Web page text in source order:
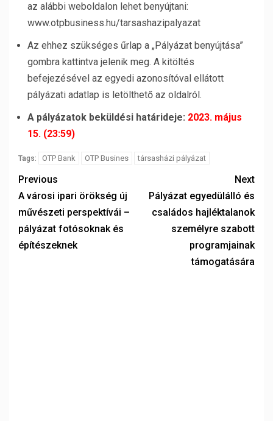
az alábbi weboldalon lehet benyújtani:
www.otpbusiness.hu/tarsashazipalyazat
Az ehhez szükséges űrlap a „Pályázat benyújtása”
gombra kattintva jelenik meg. A kitöltés
befejezésével az egyedi azonosítóval ellátott
pályázati adatlap is letölthető az oldalról.
A pályázatok beküldési határideje: 2023. május
15. (23:59)
Tags: OTP Bank OTP Busines társasházi pályázat
Previous
A városi ipari örökség új
művészeti perspektívái –
pályázat fotósoknak és
építészeknek
Next
Pályázat egyedülálló és
családos hajléktalanok
személyre szabott
programjainak
támogatására